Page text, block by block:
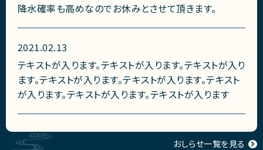
降水確率も高めなのでお休みとさせて頂きます。
2021.02.13
テキストが入ります。テキストが入ります。テキストが入り
ます。テキストが入ります。テキストが入ります。テキスト
が入ります。テキストが入ります。テキストが入ります
おしらせ一覧を見る